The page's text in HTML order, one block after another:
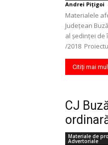
Andrei Pițigoi -
Materialele
Județean
al ședinței de
/2018
Citiți mai
CJ
Materiale de
Advertoriale